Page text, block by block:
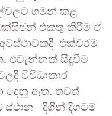
ගමන් කළ
එකතු කිරීම ඒ
එක්වරම
එවැන්නක් සිදුවීම
විවිධාකාර
දෙනු ඇත. තවත්
ස්ථාන දිගින් දිගටම